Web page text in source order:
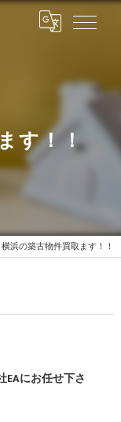
す！！
横浜の築古物件買取ます！！
にお任せ下さ